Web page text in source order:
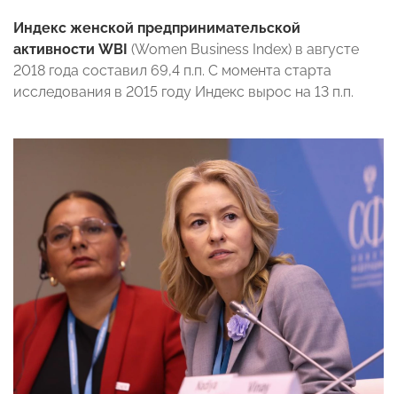
Индекс женской предпринимательской
активности WBI (Women Business Index) в августе
2018 года составил 69,4 п.п. С момента старта
исследования в 2015 году Индекс вырос на 13 п.п.